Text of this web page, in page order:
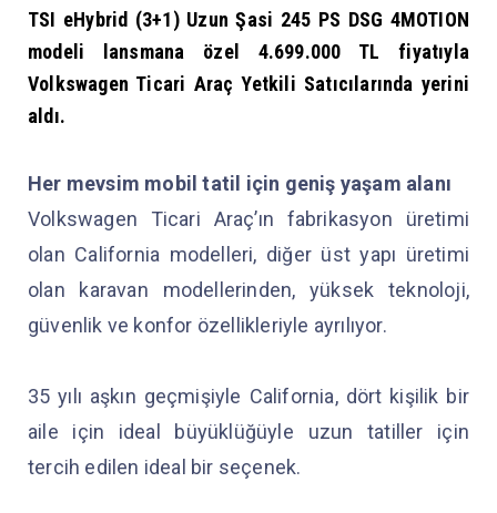
TSI eHybrid (3+1) Uzun Şasi 245 PS DSG 4MOTION
modeli lansmana özel 4.699.000 TL fiyatıyla
Volkswagen Ticari Araç Yetkili Satıcılarında yerini
aldı.
Her mevsim mobil tatil için geniş yaşam alanı
Volkswagen Ticari Araç’ın fabrikasyon üretimi
olan California modelleri, diğer üst yapı üretimi
olan karavan modellerinden, yüksek teknoloji,
güvenlik ve konfor özellikleriyle ayrılıyor.
35 yılı aşkın geçmişiyle California, dört kişilik bir
aile için ideal büyüklüğüyle uzun tatiller için
tercih edilen ideal bir seçenek.